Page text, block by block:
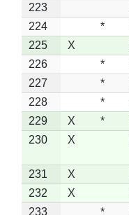
223
224
*
225
X
226
*
227
*
228
*
229
X *
230
X
231 X
232
X
233
*